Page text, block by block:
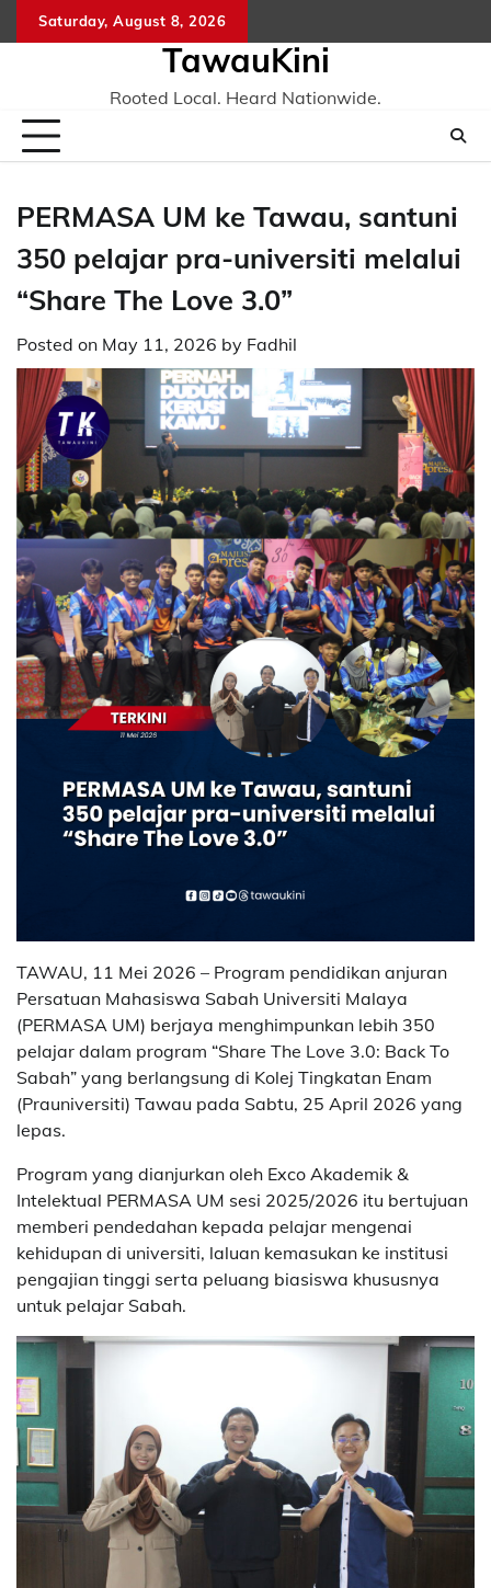
to
Saturday, August 8, 2026
TawauKini
Rooted Local. Heard Nationwide.
PERMASA UM ke Tawau, santuni
350 pelajar pra-universiti melalui
“Share The Love 3.0”
Posted on May 11, 2026 by Fadhil
TAWAU, 11 Mei 2026 – Program pendidikan anjuran
Persatuan Mahasiswa Sabah Universiti Malaya
(PERMASA UM) berjaya menghimpunkan lebih 350
pelajar dalam program “Share The Love 3.0: Back To
Sabah” yang berlangsung di Kolej Tingkatan Enam
(Prauniversiti) Tawau pada Sabtu, 25 April 2026 yang
lepas.
Program yang dianjurkan oleh Exco Akademik &
Intelektual PERMASA UM sesi 2025/2026 itu bertujuan
memberi pendedahan kepada pelajar mengenai
kehidupan di universiti, laluan kemasukan ke institusi
pengajian tinggi serta peluang biasiswa khususnya
untuk pelajar Sabah.